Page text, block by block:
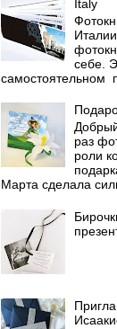
Italy
себе.
самостоятельном
раз
роли
Марта сделала